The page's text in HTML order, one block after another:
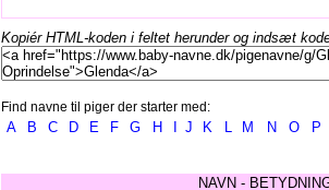
Kopiér HTML-koden i feltet herunder og indsæt
Find navne til piger der starter med:
A B C D E F G H J K L M N O P
NAVN -